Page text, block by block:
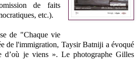
de faits
etc.).
de "Chaque vie
de l'immigration, Taysir Batniji a évoqué
d’où je viens ». Le photographe Gilles